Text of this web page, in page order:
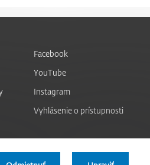
Facebook
YouTube
Instagram
Vyhlásenie o prístupnosti